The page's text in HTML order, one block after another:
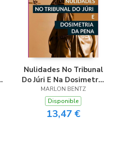
Nulidades No Tribunal
Do Júri E Na Dosimetria
Da Pena
MARLON BENTZ
Disponible
13,47 €